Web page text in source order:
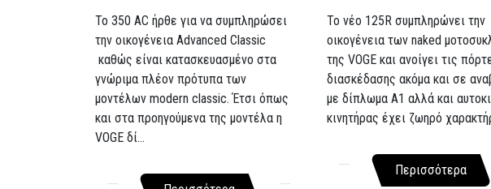
To 350 AC ήρθε για να συμπληρώσει
την οικογένεια Advanced Classic
καθώς είναι κατασκευασμένο στα
γνώριμα πλέον πρότυπα των
μοντέλων modern classic. Έτσι όπως
και στα προηγούμενα της μοντέλα η
VOGE δί...
Το νέο 125R συμπληρώνει την
οικογένεια των naked
της VOGE και ανοίγει τις
διασκέδασης ακόμα και σε
με δίπλωμα A1 αλλά και
κινητήρας έχει ζωηρό
Περισσότερα